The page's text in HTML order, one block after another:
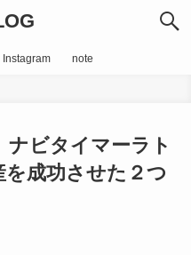
Instagram note
ナビタイマーラト
成功させた２つ